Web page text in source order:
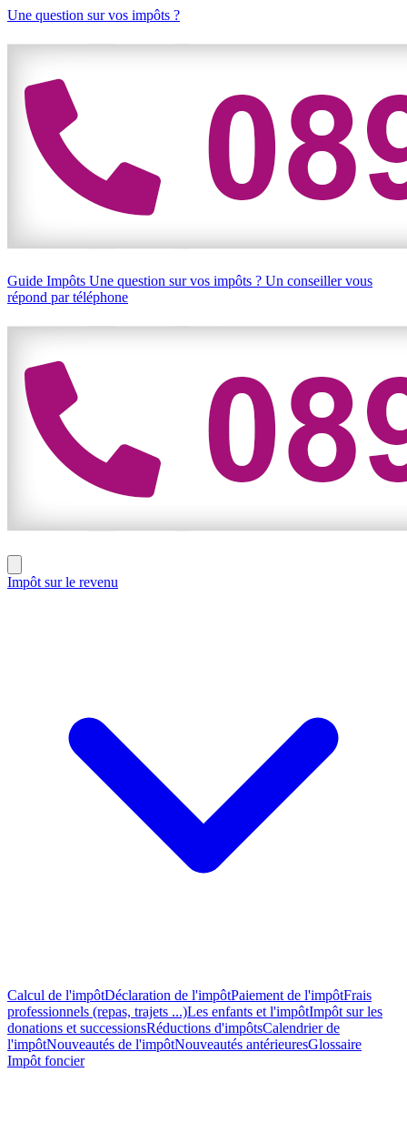
Une question sur vos impôts ?
Guide Impôts Une question sur vos impôts ? Un conseiller vous
répond par téléphone
Impôt sur le revenu
Calcul de l'impôtDéclaration de l'impôtPaiement de l'impôtFrais
professionnels (repas, trajets ...)Les enfants et l'impôtImpôt sur les
donations et successionsRéductions d'impôtsCalendrier de
l'impôtNouveautés de l'impôtNouveautés antérieuresGlossaire
Impôt foncier